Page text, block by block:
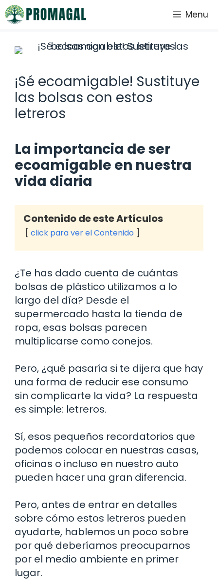
Saltar
al
Menu
¡Sé ecoamigable! Sustituye
las bolsas con estos
letreros
La importancia de ser
ecoamigable en nuestra
vida diaria
Contenido de este Artículos
click para ver el Contenido
¿Te has dado cuenta de cuántas
bolsas de plástico utilizamos a lo
largo del día? Desde el
supermercado hasta la tienda de
ropa, esas bolsas parecen
multiplicarse como conejos.
Pero, ¿qué pasaría si te dijera que hay
una forma de reducir ese consumo
sin complicarte la vida? La respuesta
es simple: letreros.
Sí, esos pequeños recordatorios que
podemos colocar en nuestras casas,
oficinas o incluso en nuestro auto
pueden hacer una gran diferencia.
Pero, antes de entrar en detalles
sobre cómo estos letreros pueden
ayudarte, hablemos un poco sobre
por qué deberíamos preocuparnos
por el medio ambiente en primer
lugar.